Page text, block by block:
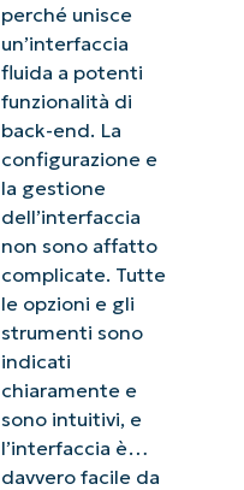
perché unisce
un’interfaccia
fluida a potenti
funzionalità di
back-end. La
configurazione e
la gestione
dell’interfaccia
non sono affatto
complicate. Tutte
le opzioni e gli
strumenti sono
indicati
chiaramente e
sono intuitivi, e
l’interfaccia è…
davvero facile da